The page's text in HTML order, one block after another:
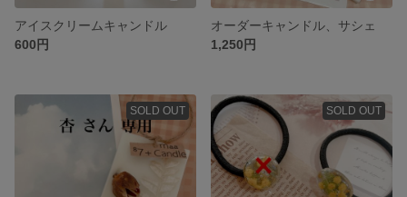
アイスクリームキャンドル
600円
オーダーキャンドル、サシェ
1,250円
SOLD OUT SOLD OUT